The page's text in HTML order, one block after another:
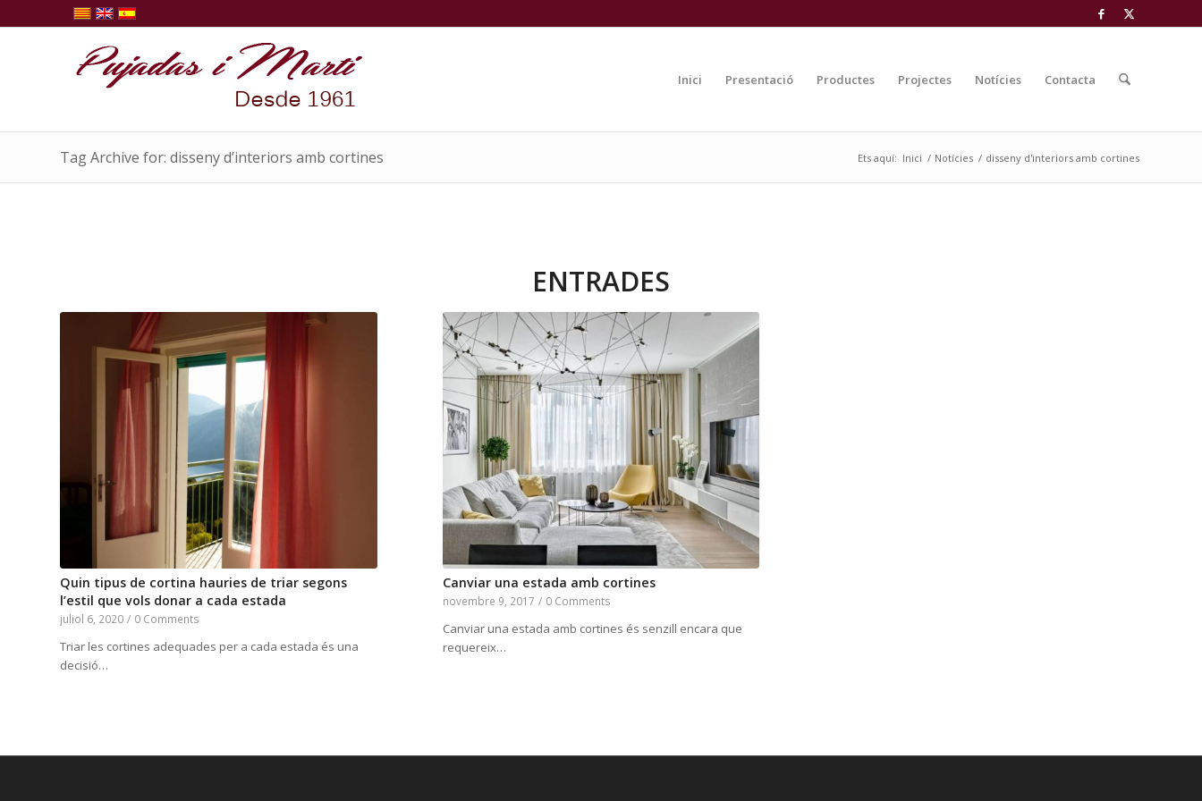
Inici Presentació Productes Projectes Notícies Contacta
Tag Archive for: disseny d’interiors amb cortines Ets aquí: Inici / Notícies / disseny d'interiors amb cortines
ENTRADES
Quin tipus de cortina hauries de triar segons
l’estil que vols donar a cada estada
juliol 6, 2020 / 0 Comments
Triar les cortines adequades per a cada estada és una
decisió…
Canviar una estada amb cortines
novembre 9, 2017 / 0 Comments
Canviar una estada amb cortines és senzill encara que
requereix…